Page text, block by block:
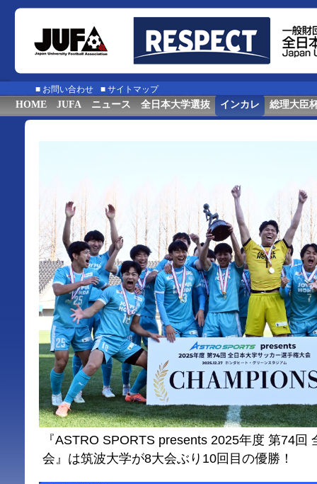
■ お問い合わせ ■ サイトマップ
HOME JUFA ニュース 全日本大学選抜 インカレ 総理大臣
『ASTRO SPORTS presents 2025年度 第74回
会』は筑波大学が8大会ぶり10回目の優勝！